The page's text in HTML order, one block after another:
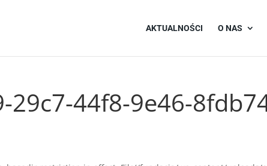
AKTUALNOŚCI O NAS
29c7-44f8-9e46-